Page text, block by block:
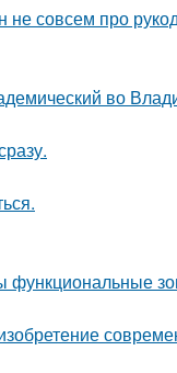
не совсем про
во
функциональные